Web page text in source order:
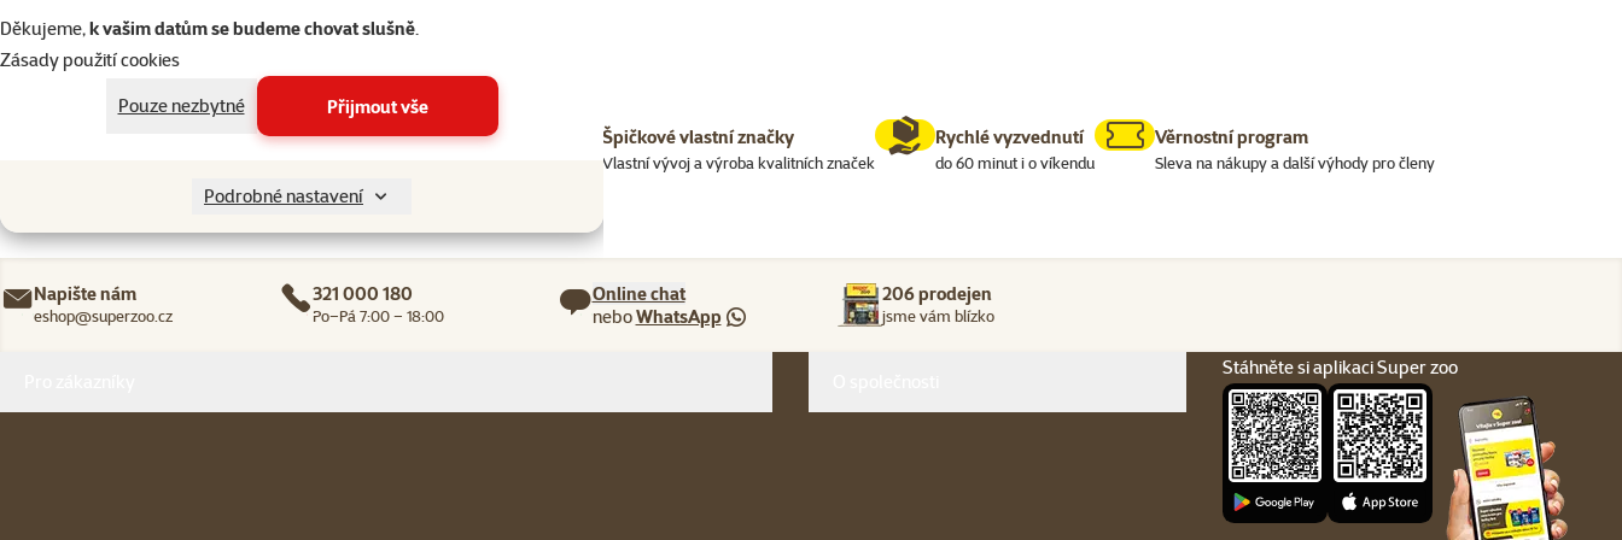
Děkujeme,k vašim datům se budeme chovat slušně.
Zásady použití cookies
Pouze nezbytné
Přijmout vše
Podrobné nastavení
206 prodejen, jsme vám blízko Špičkové vlastní značky
Vlastní vývoj a výroba kvalitních značek
Rychlé vyzvednutí
do 60 minut i o víkendu
Věrnostní program
Sleva na nákupy a další výhody pro členy
Napište nám
eshop@superzoo.cz
321 000 180
Po–Pá 7:00 – 18:00
Online chat
neboWhatsApp
206 prodejen
jsme vám blízko
Stáhněte si aplikaci Super zoo